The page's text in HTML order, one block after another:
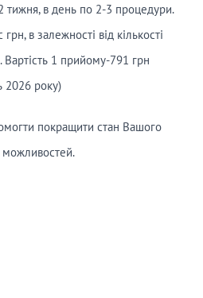
тижня, в день по 2-3 процедури.
в залежності від кількості
1 прийому-791 грн
2026 року)
покращити стан Вашого